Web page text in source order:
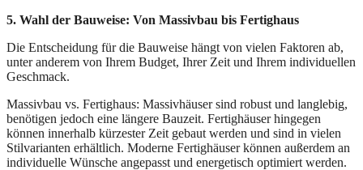
5. Wahl der Bauweise: Von Massivbau bis Fertighaus
Die Entscheidung für die Bauweise hängt von vielen Faktoren ab,
unter anderem von Ihrem Budget, Ihrer Zeit und Ihrem individuellen
Geschmack.
Massivbau vs. Fertighaus: Massivhäuser sind robust und langlebig,
benötigen jedoch eine längere Bauzeit. Fertighäuser hingegen
können innerhalb kürzester Zeit gebaut werden und sind in vielen
Stilvarianten erhältlich. Moderne Fertighäuser können außerdem an
individuelle Wünsche angepasst und energetisch optimiert werden.